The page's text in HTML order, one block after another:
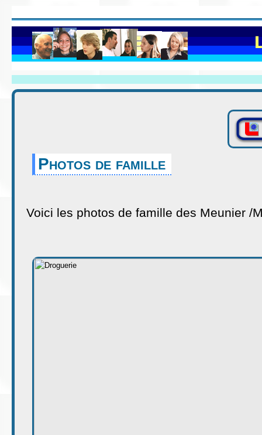
Photos de famille
Voici les photos de famille des Meunier /